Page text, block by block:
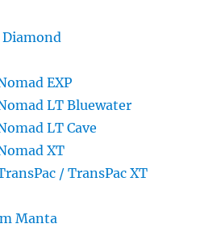
Diamond
EXP
LT Bluewater
LT Cave
XT
/ TransPac XT
Manta